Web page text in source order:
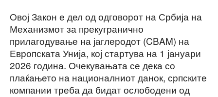
Овој Закон е дел од одговорот на Србија на
Механизмот за прекугранично
прилагодување на јаглеродот (CBAM) на
Европската Унија, кој стартува на 1 јануари
2026 година. Очекувањата се дека со
плаќањето на националниот данок, српските
компании треба да бидат ослободени од